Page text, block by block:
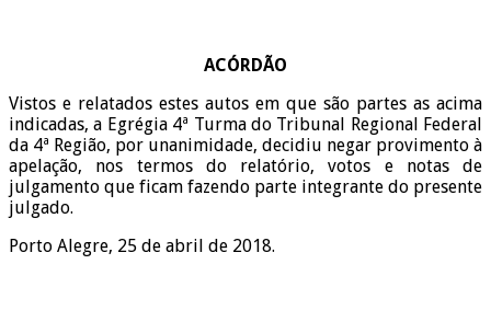
ACÓRDÃO
Vistos e relatados estes autos em que são partes as acima
indicadas, a Egrégia 4ª Turma do Tribunal Regional Federal
da 4ª Região, por unanimidade, decidiu negar provimento à
apelação, nos termos do relatório, votos e notas de
julgamento que ficam fazendo parte integrante do presente
julgado.
Porto Alegre, 25 de abril de 2018.